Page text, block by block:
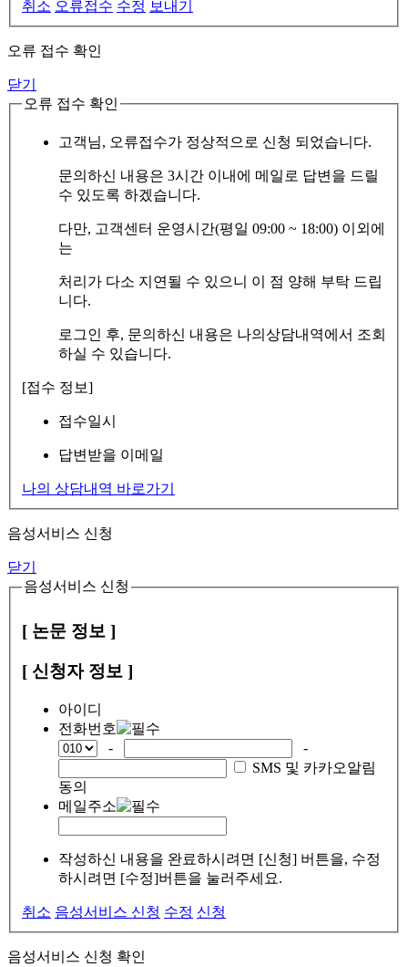
취소 오류접수 수정 보내기
오류 접수 확인
닫기
오류 접수 확인
고객님, 오류접수가 정상적으로 신청 되었습니다.
문의하신 내용은 3시간 이내에 메일로 답변을 드릴
수 있도록 하겠습니다.
다만, 고객센터 운영시간(평일 09:00 ~ 18:00) 이외에
는
처리가 다소 지연될 수 있으니 이 점 양해 부탁 드립
니다.
로그인 후, 문의하신 내용은 나의상담내역에서 조회
하실 수 있습니다.
[접수 정보]
접수일시
답변받을 이메일
나의 상담내역 바로가기
음성서비스 신청
닫기
음성서비스 신청
[ 논문 정보 ]
[ 신청자 정보 ]
아이디
전화번호
-
-
SMS 및 카카오알림
동의
메일주소
작성하신 내용을 완료하시려면 [신청] 버튼을, 수정
하시려면 [수정]버튼을 눌러주세요.
취소 음성서비스 신청 수정 신청
음성서비스 신청 확인